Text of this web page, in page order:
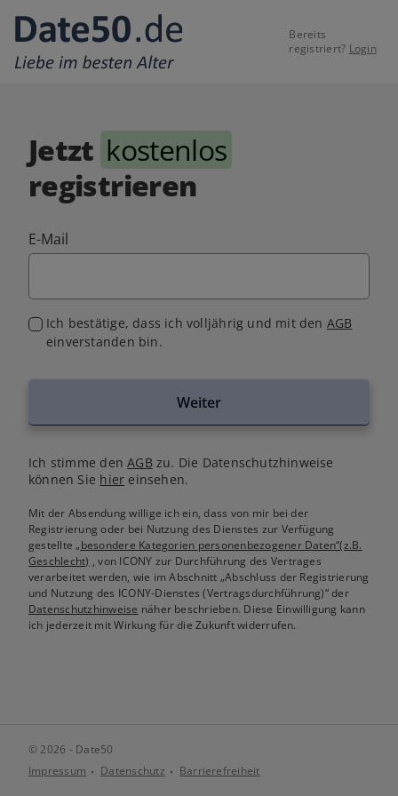
Bereits
registriert? Login
Jetzt kostenlos
registrieren
E-Mail
Ich bestätige, dass ich volljährig und mit den AGB
einverstanden bin.
Weiter
Ich stimme denAGB zu. Die Datenschutzhinweise
können Sie hier einsehen.
Mit der Absendung willige ich ein, dass von mir bei der
Registrierung oder bei Nutzung des Dienstes zur Verfügung
gestellte„besondere Kategorien personenbezogener Daten“(z.B.
Geschlecht) , von ICONY zur Durchführung des Vertrages
verarbeitet werden, wie im Abschnitt „Abschluss der Registrierung
und Nutzung des ICONY-Dienstes (Vertragsdurchführung)“ der
Datenschutzhinweise näher beschrieben. Diese Einwilligung kann
ich jederzeit mit Wirkung für die Zukunft widerrufen.
© 2026 - Date50
Impressum
Datenschutz Barrierefreiheit